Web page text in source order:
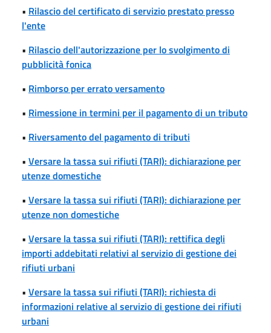
• Rilascio del certificato di servizio prestato presso
l'ente
• Rilascio dell'autorizzazione per lo svolgimento di
pubblicità fonica
• Rimborso per errato versamento
• Rimessione in termini per il pagamento di un tributo
• Riversamento del pagamento di tributi
• Versare la tassa sui rifiuti (TARI): dichiarazione per
utenze domestiche
• Versare la tassa sui rifiuti (TARI): dichiarazione per
utenze non domestiche
• Versare la tassa sui rifiuti (TARI): rettifica degli
importi addebitati relativi al servizio di gestione dei
rifiuti urbani
• Versare la tassa sui rifiuti (TARI): richiesta di
informazioni relative al servizio di gestione dei rifiuti
urbani